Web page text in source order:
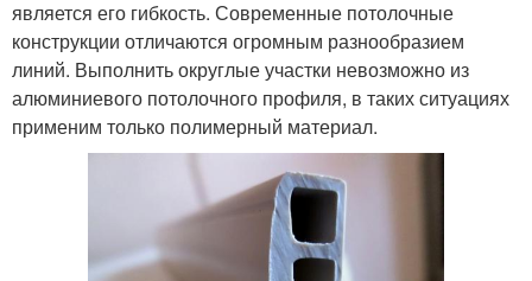
является его гибкость. Современные потолочные
конструкции отличаются огромным разнообразием
линий. Выполнить округлые участки невозможно из
алюминиевого потолочного профиля, в таких ситуациях
применим только полимерный материал.